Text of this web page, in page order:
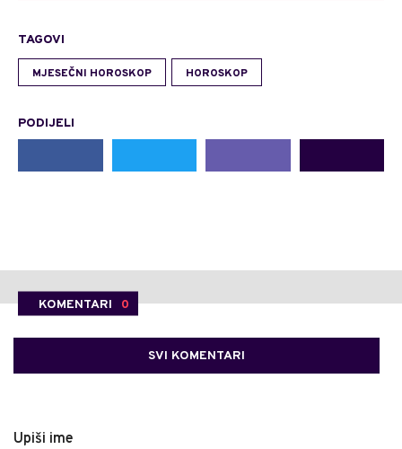
TAGOVI
MJESEČNI HOROSKOP HOROSKOP
PODIJELI
KOMENTARI 0
SVI KOMENTARI
Upiši ime